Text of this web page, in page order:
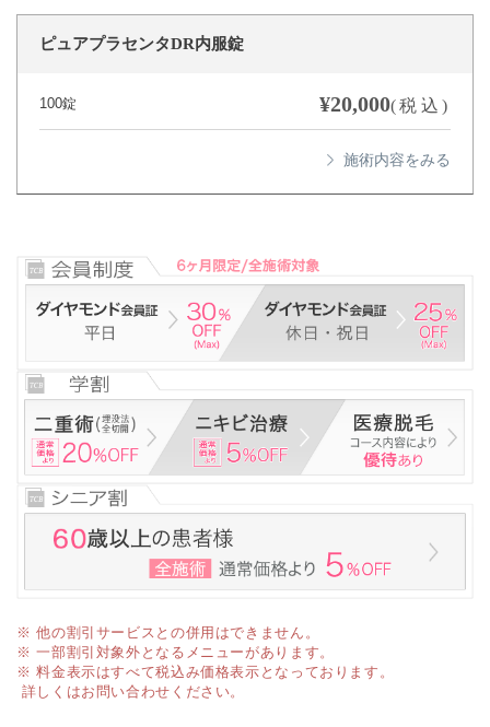
ピュアプラセンタDR内服錠
100錠 ¥20,000(税込)
※ 他の割引サービスとの併用はできません。
※ 一部割引対象外となるメニューがあります。
※ 料金表示はすべて税込み価格表示となっております。
詳しくはお問い合わせください。